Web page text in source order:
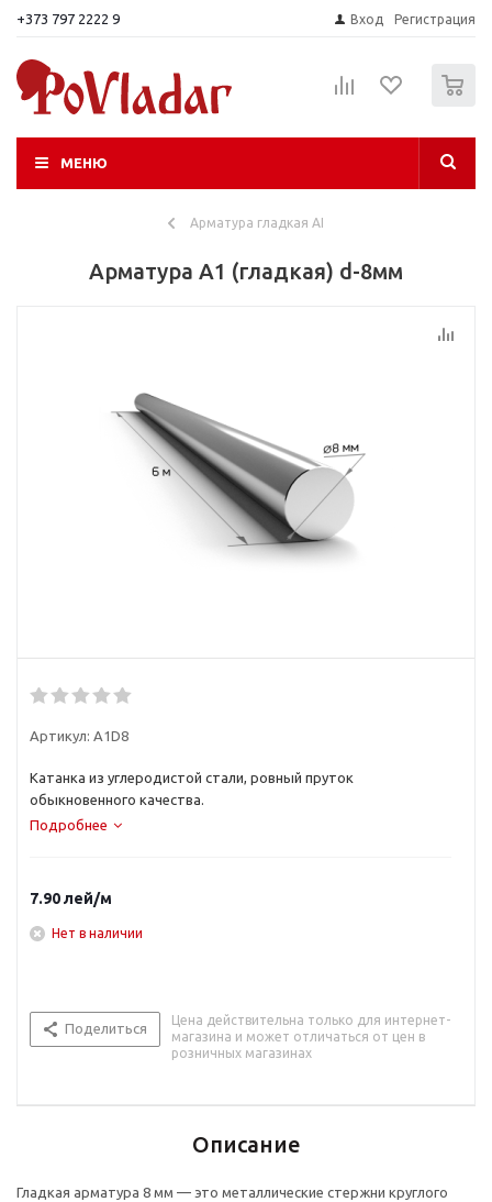
+373 797 2222 9 Вход Регистрация
МЕНЮ
Арматура гладкая AI
Арматура A1 (гладкая) d-8мм
Артикул: A1D8
Катанка из углеродистой стали, ровный пруток
обыкновенного качества.
Подробнее
7.90лей/м
Нет в наличии
Поделиться
Цена действительна только для интернет-
магазина и может отличаться от цен в
розничных магазинах
Описание
Гладкая арматура 8 мм — это металлические стержни круглого